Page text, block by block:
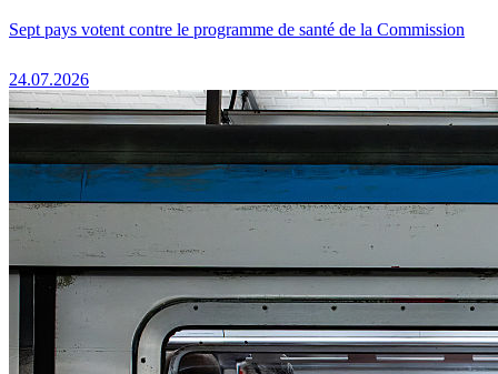
Sept pays votent contre le programme de santé de la Commission
24.07.2026